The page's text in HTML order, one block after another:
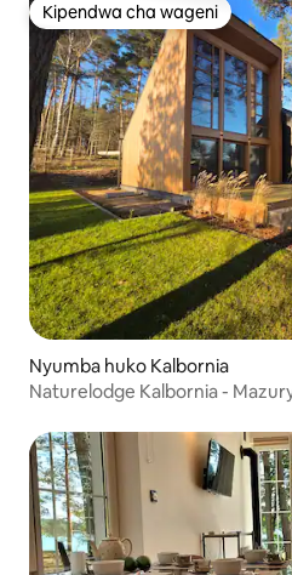
Kipendwa cha wageni
Kipendwa cha wageni
Nyumba huko Kalbornia
Naturelodge Kalbornia -